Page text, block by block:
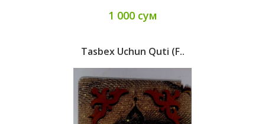
1 000 сум
Tasbex Uchun Quti (f..